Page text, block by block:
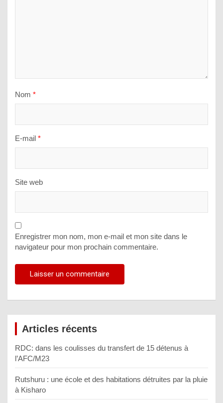
Nom *
E-mail *
Site web
Enregistrer mon nom, mon e-mail et mon site dans le
navigateur pour mon prochain commentaire.
Articles récents
RDC: dans les coulisses du transfert de 15 détenus à
l’AFC/M23
Rutshuru : une école et des habitations détruites par la pluie
à Kisharo